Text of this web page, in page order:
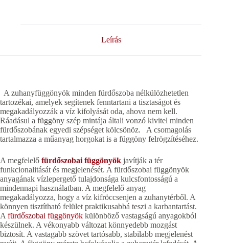
Leírás
A zuhanyfüggönyök minden fürdőszoba nélkülözhetetlen
tartozékai, amelyek segítenek fenntartani a tisztaságot és
megakadályozzák a víz kifolyását oda, ahova nem kell.
Ráadásul a függöny szép mintája általi vonzó kivitel minden
fürdőszobának egyedi szépséget kölcsönöz. A csomagolás
tartalmazza a műanyag horgokat is a függöny felrögzítéséhez.
A megfelelő fürdőszobai függönyök javítják a tér
funkcionalitását és megjelenését. A fürdőszobai függönyök
anyagának vízlepergető tulajdonsága kulcsfontosságú a
mindennapi használatban. A megfelelő anyag
megakadályozza, hogy a víz kifröccsenjen a zuhanytérből. A
könnyen tisztítható felület praktikusabbá teszi a karbantartást.
A fürdőszobai függönyök különböző vastagságú anyagokból
készülnek. A vékonyabb változat könnyedebb mozgást
biztosít. A vastagabb szövet tartósabb, stabilabb megjelenést